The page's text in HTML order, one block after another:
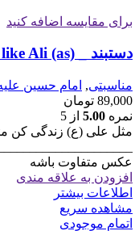
برای مقایسه اضافه کنید
دستبند _ live like Ali (as)
مناسبتی, امام حسین
89,000 تومان
نمره 5.00 از 5
مثل علی (ع) زندگی کن
عکس متفاوت باشه
افزودن به علاقه مندی
اطلاعات بیشتر
مشاهده سریع
اتمام موجودی